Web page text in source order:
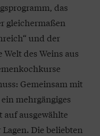
das
gleichermaßen
und der
des Weins aus
Gemeinsam mit
mehrgängiges
ausgewählte
Die beliebten